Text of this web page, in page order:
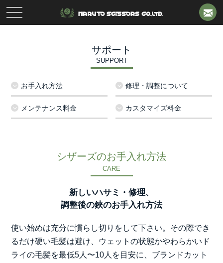
toggle
navigation
サポート
SUPPORT
お手入れ方法 修理・調整について
メンテナンス料金 カスタマイズ料金
シザーズのお手入れ方法
CARE
新しいハサミ・修理、
調整後の鋏のお手入れ方法
使い始めは充分に慣らし切りをして下さい。その際でき
るだけ硬い毛髪は避け、ウェットの状態かやわらかいド
ライの毛髪を最低5人〜10人を目安に、ブランドカット